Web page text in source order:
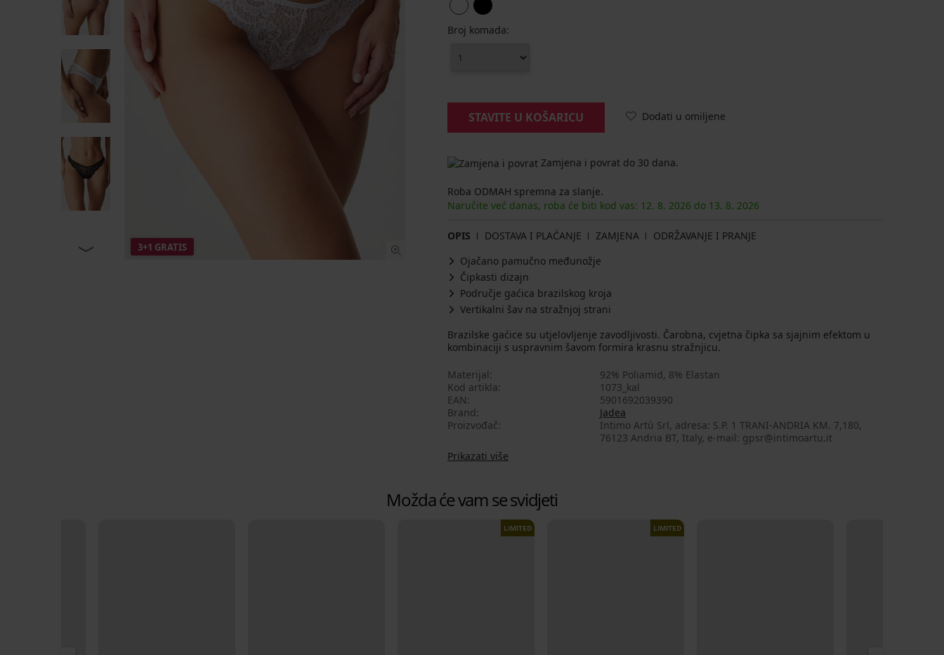
3+1 GRATIS
Broj komada:
STAVITE U KOŠARICU Dodati u omiljene
Zamjena i povrat do 30 dana.
Roba ODMAH spremna za slanje.
Naručite već danas, roba će biti kod vas: 12. 8. 2026 do 13. 8. 2026
OPIS DOSTAVA I PLAĆANJE ZAMJENA
ODRŽAVANJE I PRANJE
Ojačano pamučno međunožje
Čipkasti dizajn
Područje gaćica brazilskog kroja
Vertikalni šav na stražnjoj strani
Brazilske gaćice su utjelovljenje zavodljivosti. Čarobna, cvjetna čipka sa sjajnim efektom u
kombinaciji s uspravnim šavom formira krasnu stražnjicu.
Materijal
92% Poliamid, 8% Elastan
Kod artikla
1073_kal
EAN
5901692039390
Brand
Jadea
Proizvođač
Intimo Artù Srl, adresa: S.P. 1 TRANI-ANDRIA KM. 7,180,
76123 Andria BT, Italy, e-mail: gpsr@intimoartu.it
Prikazati više
Možda će vam se svidjeti
LIMITED LIMITED